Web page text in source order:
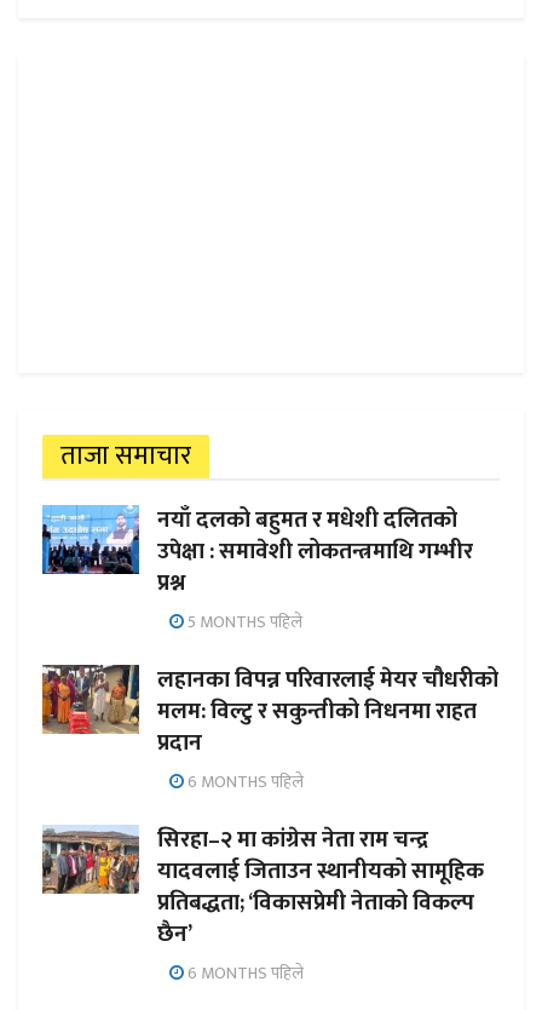
ताजा समाचार
नयाँ दलको बहुमत र मधेशी दलितको
उपेक्षा : समावेशी लोकतन्त्रमाथि गम्भीर
प्रश्न
5 MONTHS पहिले
लहानका विपन्न परिवारलाई मेयर चौधरीको
मलम: विल्टु र सकुन्तीको निधनमा राहत
प्रदान
6 MONTHS पहिले
सिरहा–२ मा कांग्रेस नेता राम चन्द्र
यादवलाई जिताउन स्थानीयको सामूहिक
प्रतिबद्धता; ‘विकासप्रेमी नेताको विकल्प
छैन’
6 MONTHS पहिले